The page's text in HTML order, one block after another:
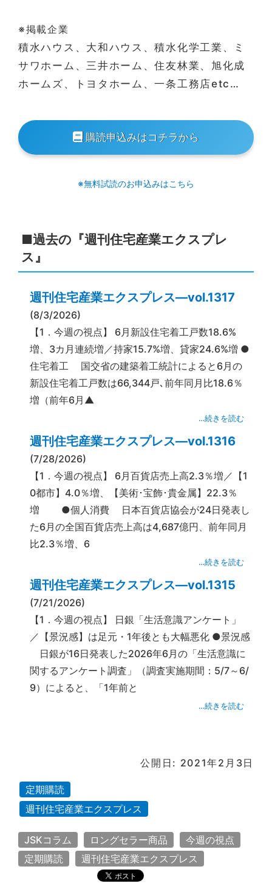
※掲載企業
積水ハウス、大和ハウス、積水化学工業、ミ
サワホーム、三井ホーム、住友林業、旭化成
ホームズ、トヨタホーム、一条工務店etc…
購読申込みはコチラから
※無料試読のお申込みはこちら
■過去の『週刊住宅産業エクスプレ
ス』
週刊住宅産業エクスプレス―vol.1317
(8/3/2026)
【1．今週の視点】 6月新設住宅着工戸数18.6%
増、3カ月連続増／持家15.7%増、貸家24.6%増 ●
住宅着工 国交省の建築着工統計によると6月の
新設住宅着工戸数は66,344戸､前年同月比18.6％
増（前年6月▲
…続きを読む
週刊住宅産業エクスプレス―vol.1316
(7/28/2026)
【1．今週の視点】 6月百貨店売上高2.3％増／【1
0都市】4.0％増、【美術･宝飾･貴金属】22.3％
増 ●個人消費 日本百貨店協会が24日発表し
た6月の全国百貨店売上高は4,687億円、前年同月
比2.3％増、6
…続きを読む
週刊住宅産業エクスプレス―vol.1315
(7/21/2026)
【1．今週の視点】 日銀「生活意識アンケート」
／【景況感】は足元・1年後とも大幅悪化 ●景況感
日銀が16日発表した2026年6月の「生活意識に
関するアンケート調査」（調査実施期間：5/7～6/
9）によると、「1年前と
…続きを読む
公開日: 2021年2月3日
定期購読
週刊住宅産業エクスプレス
JSKコラム ロングセラー商品
今週の視点
定期購読
週刊住宅産業エクスプレス